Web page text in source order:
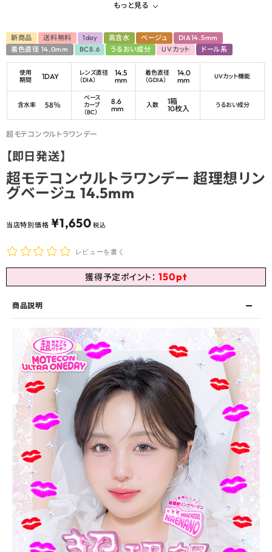
もっと見る
新商品 送料無料 1day 高含水 ベージュ
DIA14.5mm
着色直径 14.0mm
BC8.6 うるおい成分 UVカット ドール系
使用
期間
1DAY
レンズ直径
（DIA）
14.5
mm
着色直径
（GDIA）
14.0
mm
UVカット機能
含水率 58％
ベース
カーブ
（BC）
8.6
mm
入数
1箱
10枚入
うるおい成分
超モテコンウルトラワンデー
【即日発送】
超モテコンウルトラワンデー 超理想リン
グベージュ 14.5mm
当店特別価格 ¥1,650 税込
レビューを書く
獲得予定ポイント： 150pt
商品説明